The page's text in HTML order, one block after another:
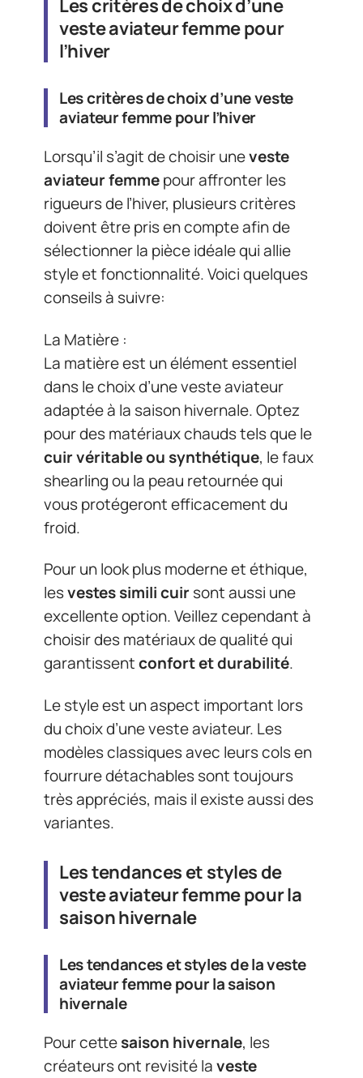
Les critères de choix d’une
veste aviateur femme pour
l’hiver
Lescritères de choixd’uneveste
aviateur femmepour l’hiver
Lorsqu’il s’agit de choisir uneveste
aviateur femmepour affronter les
rigueurs de l’hiver, plusieurs critères
doivent être pris en compte afin de
sélectionner la pièce idéale qui allie
style et fonctionnalité. Voici quelques
conseils à suivre:
La Matière :
La matière est un élément essentiel
dans le choix d’une veste aviateur
adaptée à la saison hivernale. Optez
pour des matériaux chauds tels que le
cuir véritable ou synthétique, le faux
shearling ou la peau retournée qui
vous protégeront efficacement du
froid.
Pour un look plus moderne et éthique,
lesvestes simili cuirsont aussi une
excellente option. Veillez cependant à
choisir des matériaux de qualité qui
garantissentconfort et durabilité.
Le style est un aspect important lors
du choix d’une veste aviateur. Les
modèles classiques avec leurs cols en
fourrure détachables sont toujours
très appréciés, mais il existe aussi des
variantes.
Les tendances et styles de
veste aviateur femme pour la
saison hivernale
Lestendances et stylesde laveste
aviateur femmepour lasaison
hivernale
Pour cettesaison hivernale, les
créateurs ont revisité laveste